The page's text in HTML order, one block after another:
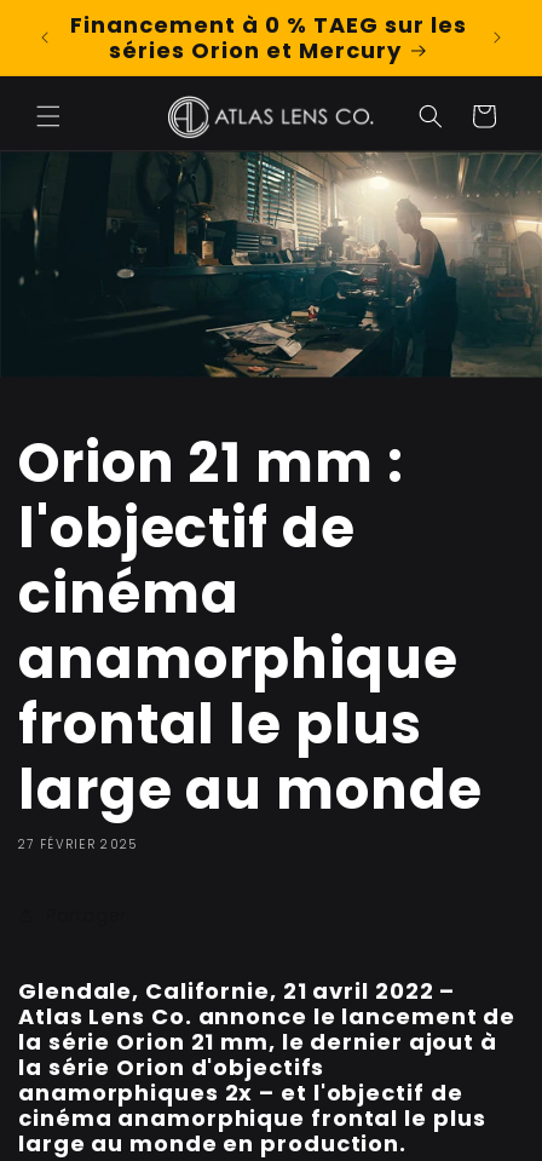
passer
au
contenu
Financement à 0 % TAEG sur les
séries Orion et Mercury
Panier
Orion 21 mm :
l'objectif de
cinéma
anamorphique
frontal le plus
large au monde
27 FÉVRIER 2025
Glendale, Californie, 21 avril 2022 –
Atlas Lens Co. annonce le lancement de
la série Orion 21 mm, le dernier ajout à
la série Orion d'objectifs
anamorphiques 2x – et l'objectif de
cinéma anamorphique frontal le plus
large au monde en production.